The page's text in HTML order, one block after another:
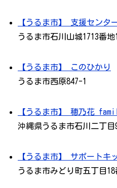
【うるま市】 支援センタ
うるま市石川山城1713番地
【うるま市】 このひかり
うるま市西原847-1
【うるま市】 穂乃花
沖縄県うるま市石川二丁目
【うるま市】 サポートキ
うるま市みどり町五丁目